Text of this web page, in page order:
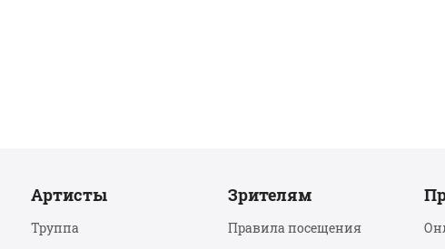
Артисты
Труппа
Зрителям
Правила посещения